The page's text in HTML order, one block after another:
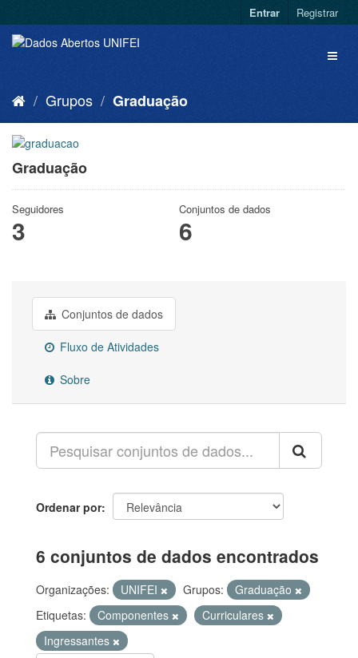
Entrar Registrar
Grupos Graduação
Graduação
Seguidores
3
Conjuntos de dados
6
Conjuntos de dados
Fluxo de Atividades
Sobre
Ordenar por
6 conjuntos de dados encontrados
Organizações: UNIFEI Grupos:
Graduação
Etiquetas:
Componentes
Curriculares
Ingressantes